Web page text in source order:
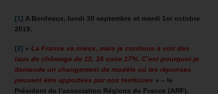
[1] A Bordeaux, lundi 30 septembre et mardi 1er octobre
2019.
[2] « La France va mieux, mais je continue à voir des
taux de chômage de 15, 16 voire 17%. C’est pourquoi je
demande un changement de modèle où les réponses
peuvent être apportées par nos territoires » – le
Président de l’association Régions de France (ARF).